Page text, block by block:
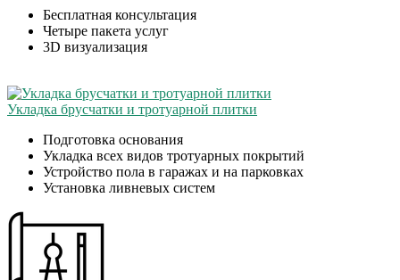
Бесплатная консультация
Четыре пакета услуг
3D визуализация
Укладка брусчатки и тротуарной плитки
Подготовка основания
Укладка всех видов тротуарных покрытий
Устройство пола в гаражах и на парковках
Установка ливневых систем